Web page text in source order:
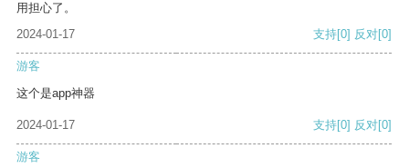
用担心了。
2024-01-17
支持[0] 反对[0]
游客
这个是app神器
2024-01-17 支持[0] 反对[0]
游客